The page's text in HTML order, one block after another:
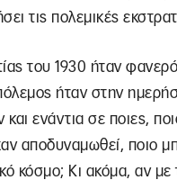
τις πολεμικές
του 1930 ήταν
ήταν στην
ενάντια σε ποιες,
αποδυναμωθεί, ποιο
κόσμο; Κι ακόμα, αν